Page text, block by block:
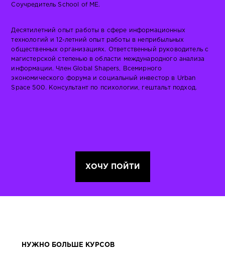
Соучредитель School of ME.
Десятилетний опыт работы в сфере информационных
технологий и 12-летний опыт работы в неприбыльных
общественных организациях. Ответственный руководитель с
магистерской степенью в области международного анализа
информации. Член Global Shapers, Всемирного
экономического форума и социальный инвестор в Urban
Space 500. Консультант по психологии, гештальт подход.
ХОЧУ ПОЙТИ
НУЖНО БОЛЬШЕ КУРСОВ